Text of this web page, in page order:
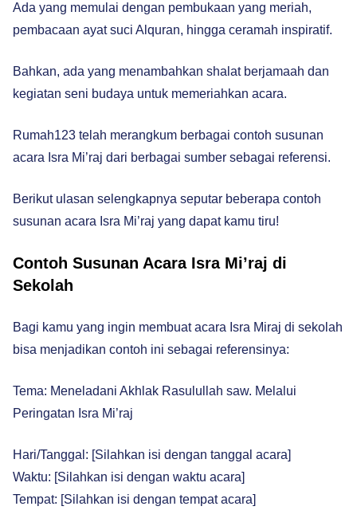
Ada yang memulai dengan pembukaan yang meriah,
pembacaan ayat suci Alquran, hingga ceramah inspiratif.
Bahkan, ada yang menambahkan shalat berjamaah dan
kegiatan seni budaya untuk memeriahkan acara.
Rumah123 telah merangkum berbagai contoh susunan
acara Isra Mi’raj dari berbagai sumber sebagai referensi.
Berikut ulasan selengkapnya seputar beberapa contoh
susunan acara Isra Mi’raj yang dapat kamu tiru!
Contoh Susunan Acara Isra Mi’raj di
Sekolah
Bagi kamu yang ingin membuat acara Isra Miraj di sekolah
bisa menjadikan contoh ini sebagai referensinya:
Tema: Meneladani Akhlak Rasulullah saw. Melalui
Peringatan Isra Mi’raj
Hari/Tanggal: [Silahkan isi dengan tanggal acara]
Waktu: [Silahkan isi dengan waktu acara]
Tempat: [Silahkan isi dengan tempat acara]